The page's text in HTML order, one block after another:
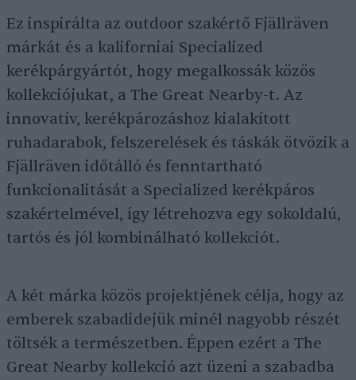
Ez inspirálta az outdoor szakértő Fjällräven
márkát és a kaliforniai Specialized
kerékpárgyártót, hogy megalkossák közös
kollekciójukat, a The Great Nearby-t. Az
innovatív, kerékpározáshoz kialakított
ruhadarabok, felszerelések és táskák ötvözik a
Fjällräven időtálló és fenntartható
funkcionalitását a Specialized kerékpáros
szakértelmével, így létrehozva egy sokoldalú,
tartós és jól kombinálható kollekciót.
A két márka közös projektjének célja, hogy az
emberek szabadidejük minél nagyobb részét
töltsék a természetben. Éppen ezért a The
Great Nearby kollekció azt üzeni a szabadba